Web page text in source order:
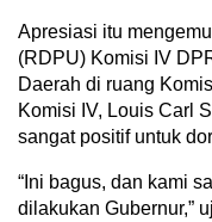
Apresiasi itu
(RDPU) Komisi IV
Daerah di ruang
Komisi IV, Louis Carl
sangat positif untuk
“Ini bagus, dan kami
dilakukan Gubernur,”